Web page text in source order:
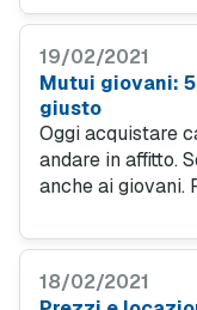
distribuiti nel
19/02/2021
Mutui giovani:
giusto
Oggi acquistare
andare in affitto.
anche ai giovani.
più giusta.
18/02/2021